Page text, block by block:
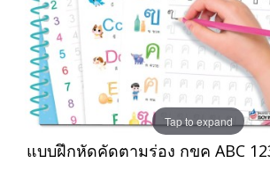
Tap to expand
แบบฝึกหัดคัดตามร่อง กขค ABC